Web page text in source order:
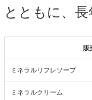
とともに、
販
ミネラルリフレソープ
ミネラルクリーム